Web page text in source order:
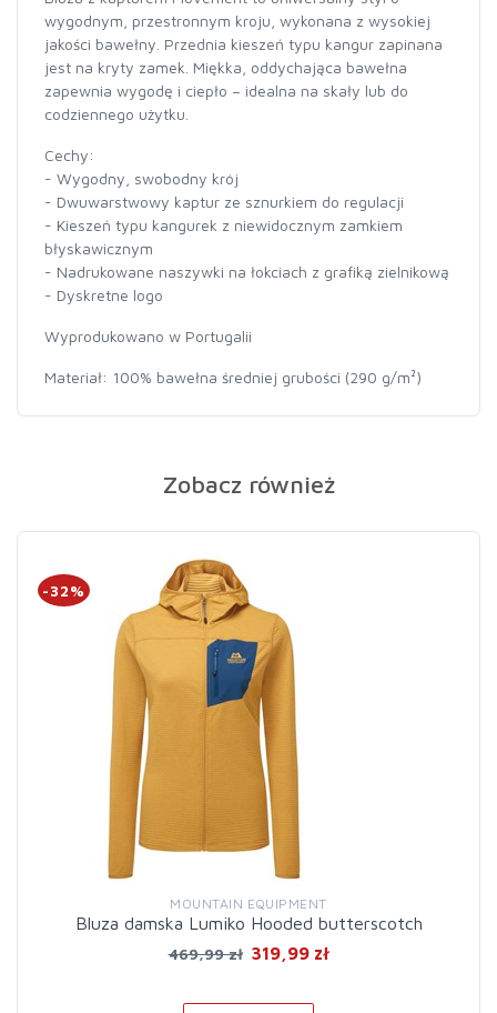
wygodnym, przestronnym kroju, wykonana z wysokiej
jakości bawełny. Przednia kieszeń typu kangur zapinana
jest na kryty zamek. Miękka, oddychająca bawełna
zapewnia wygodę i ciepło – idealna na skały lub do
codziennego użytku.
Cechy:
- Wygodny, swobodny krój
- Dwuwarstwowy kaptur ze sznurkiem do regulacji
- Kieszeń typu kangurek z niewidocznym zamkiem
błyskawicznym
- Nadrukowane naszywki na łokciach z grafiką zielnikową
- Dyskretne logo
Wyprodukowano w Portugalii
Materiał: 100% bawełna średniej grubości (290 g/m²)
Zobacz również
-32%
MOUNTAIN EQUIPMENT
Bluza damska Lumiko Hooded butterscotch
469,99 zł 319,99 zł